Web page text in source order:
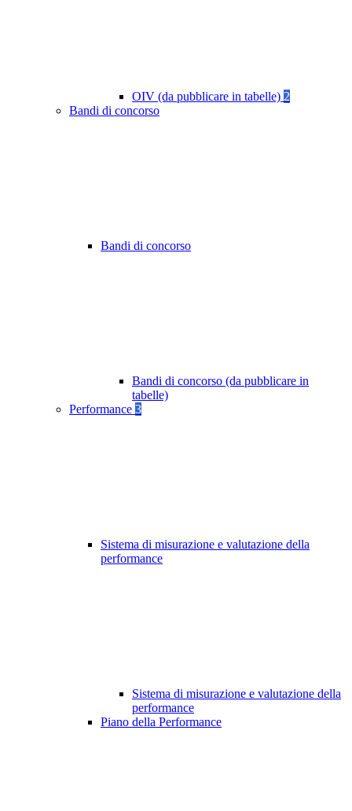
OIV (da pubblicare in tabelle) 2
Bandi di concorso
Bandi di concorso
Bandi di concorso (da pubblicare in
tabelle)
Performance 3
Sistema di misurazione e valutazione della
performance
Sistema di misurazione e valutazione della
performance
Piano della Performance